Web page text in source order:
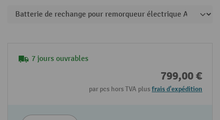
7 jours ouvrables
799,00 €
par pcs hors TVA plusfrais d'expédition